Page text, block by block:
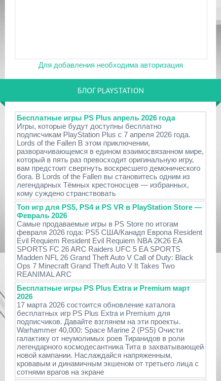
Для добавления необходима авторизация
БЛОГ PLAYSTATION
Бесплатные игры PS Plus апрель 2026 года
Игры, которые будут доступны бесплатно
подписчикам PlayStation Plus с 7 апреля 2026 года.
Lords of the Fallen В этом приключении,
разворачивающемся в едином взаимосвязанном мире,
который в пять раз превосходит оригинальную игру,
вам предстоит свергнуть воскресшего демонического
бога. В Lords of the Fallen вы становитесь одним из
легендарных Тёмных крестоносцев — избранных,
кому суждено странствовать
Топ игр для PS5, PS4 и PS VR в PlayStation Store —
Февраль 2026
Самые продаваемые игры в PS Store по итогам
февраля 2026 года: PS5 США/Канадп Европа Resident
Evil Requiem Resident Evil Requiem NBA 2K26 EA
SPORTS FC 26 ARC Raiders UFC 5 EA SPORTS
Madden NFL 26 Grand Theft Auto V Call of Duty: Black
Ops 7 Minecraft Grand Theft Auto V It Takes Two
REANIMAL ARC
Бесплатные игры PS Plus Extra и Premium март
2026
17 марта 2026 состоится обновление каталога
бесплатных игр PS Plus Extra и Premium для
подписчиков. Давайте взглянем на эти проекты.
Warhammer 40,000: Space Marine 2 (PS5) Очисти
галактику от неумолимых роев Тиранидов в роли
легендарного космодесантника Тита в захватывающей
новой кампании. Наслаждайся напряженным,
кровавым и динамичным экшеном от третьего лица с
сотнями врагов на экране